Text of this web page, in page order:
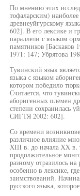
По мнению этих
тофаларским)
древнеуйгурскому
602]. В его лексике и
параллели с языком
памятников [Баскаков
1971: 147; Убрятова
Тувинский язык
языка с языком
котором победило
Считается, что
аборигенных племен
степени сохранилась
СИГТЯ 2002: 602].
Со времени
различное влияние
XIII в. до начала XX в.
продолжительное
разному отразилось на
особенно в лексике,
заимствований.
русского языка,